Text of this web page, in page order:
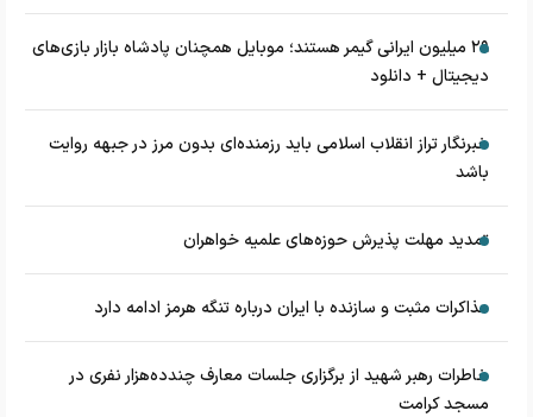
۲۹ میلیون ایرانی گیمر هستند؛ موبایل همچنان پادشاه بازار بازی‌های
دیجیتال + دانلود
خبرنگار تراز انقلاب اسلامی باید رزمنده‌ای بدون مرز در جبهه روایت
باشد
تمدید مهلت پذیرش حوزه‌های علمیه خواهران
مذاکرات مثبت و سازنده با ایران درباره تنگه هرمز ادامه دارد
خاطرات رهبر شهید از برگزاری جلسات معارف چندده‌هزار نفری در
مسجد کرامت